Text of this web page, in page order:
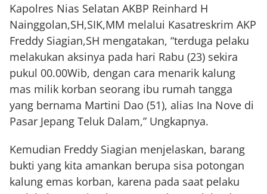
Kapolres Nias Selatan AKBP Reinhard H
Nainggolan,SH,SIK,MM melalui Kasatreskrim AKP
Freddy Siagian,SH mengatakan, “terduga pelaku
melakukan aksinya pada hari Rabu (23) sekira
pukul 00.00Wib, dengan cara menarik kalung
mas milik korban seorang ibu rumah tangga
yang bernama Martini Dao (51), alias Ina Nove di
Pasar Jepang Teluk Dalam,” Ungkapnya.
Kemudian Freddy Siagian menjelaskan, barang
bukti yang kita amankan berupa sisa potongan
kalung emas korban, karena pada saat pelaku